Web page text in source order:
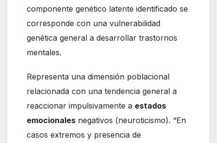
componente genético latente identificado se
corresponde con una vulnerabilidad
genética general a desarrollar trastornos
mentales.
Representa una dimensión poblacional
relacionada con una tendencia general a
reaccionar impulsivamente a estados
emocionales negativos (neuroticismo). “En
casos extremos y presencia de